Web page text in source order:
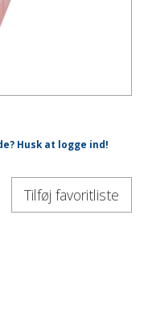
Husk at logge ind!
Tilføj favoritliste